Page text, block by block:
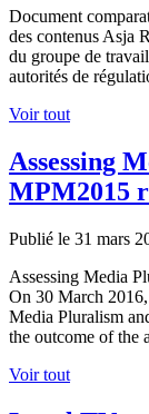
Document
des contenus Asja
du groupe de
autorités de
Voir tout
Assessing
MPM2015
Publié le 31 mars
Assessing Media
On 30 March
Media Pluralism
the outcome of the
Voir tout